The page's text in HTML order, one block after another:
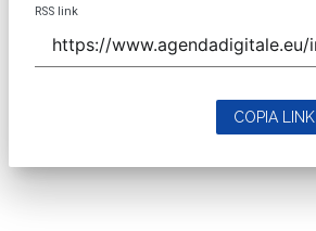
RSS link
COPIA LINK